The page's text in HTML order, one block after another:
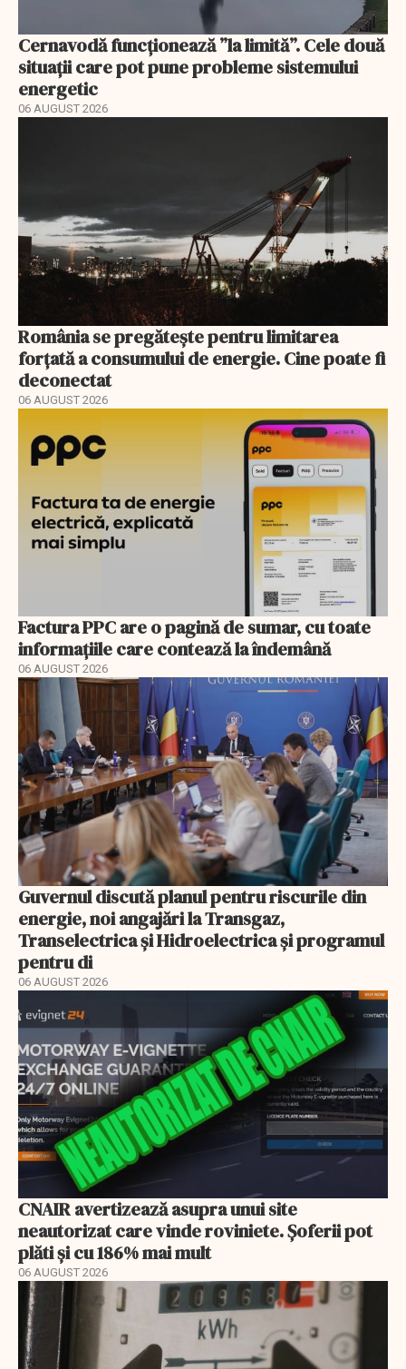
Cernavodă funcționează ”la limită”. Cele două
situații care pot pune probleme sistemului
energetic
06 AUGUST 2026
România se pregătește pentru limitarea
forțată a consumului de energie. Cine poate fi
deconectat
06 AUGUST 2026
Factura PPC are o pagină de sumar, cu toate
informațiile care contează la îndemână
06 AUGUST 2026
Guvernul discută planul pentru riscurile din
energie, noi angajări la Transgaz,
Transelectrica și Hidroelectrica și programul
pentru di
06 AUGUST 2026
CNAIR avertizează asupra unui site
neautorizat care vinde roviniete. Șoferii pot
plăti și cu 186% mai mult
06 AUGUST 2026